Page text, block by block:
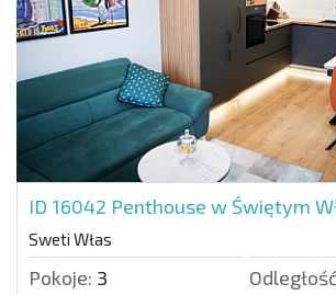
ID 16042 Penthouse w Świętym
Sweti Włas
Pokoje: 3